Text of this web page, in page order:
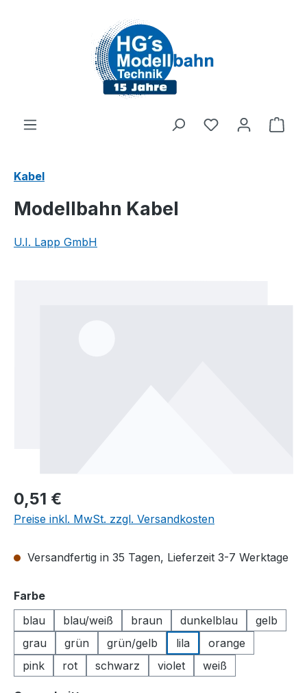
Zum Hauptinhalt springen
Du hast 0
Kabel
Modellbahn Kabel
U.I. Lapp GmbH
Regulärer Preis:
0,51 €
Preise inkl. MwSt. zzgl. Versandkosten
Versandfertig in 35 Tagen, Lieferzeit 3-7 Werktage
Farbeauswählen
blau
blau/weiß braun dunkelblau
gelb
grau
grün grün/gelb lila
orange
pink
rot schwarz violet weiß